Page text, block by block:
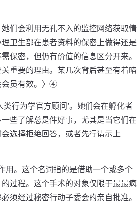
们会利用无孔不入的监控网络获取情
卫生部在患者资料的保密上做得还是
保密，但仍有价值的信息区分开来。
重要的理由。某几次背后甚至有着暗
会员有效。〉④
类行为学官方顾问’。她们会在孵化者
些了解总是件好事，尤其是当它们在
选择拒绝回答，或者先行请示上
用。这个名词指的是借助一个或多个
过程。这个手术的对象仅限于最最疯
须经过秘密行动子委会的亲自批准。